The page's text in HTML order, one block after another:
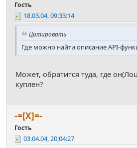
Гость
18.03.04, 09:33:14
Цитировать
Где можно найти описание API-
Может, обратится туда, где
куплен?
-=[X]=-
Гость
03.04.04, 20:04:27